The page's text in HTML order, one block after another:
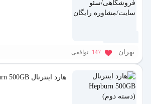
تهران 147 توافقی
هارد اینترنال Hepburn 500GB (دسته دوم)